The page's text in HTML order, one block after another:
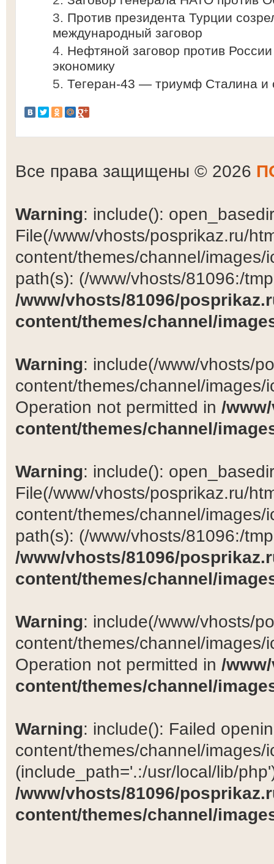
Против президента Турции
международный заговор
Нефтяной заговор против
экономику
Тегеран-43 — триумф Сталина и
Все права защищены © 2026
Warning: include():
File(/www/vhosts/posprikaz.ru/
content/themes/channel/
path(s): (/www/vhosts/81096:/
/www/vhosts/81096/
content/themes/channel/
Warning: include(/www/vhosts/
content/themes/channel/
Operation not permitted in /
content/themes/channel/
Warning: include():
File(/www/vhosts/posprikaz.ru/
content/themes/channel/
path(s): (/www/vhosts/81096:/
/www/vhosts/81096/
content/themes/channel/
Warning: include(/www/vhosts/
content/themes/channel/
Operation not permitted in /
content/themes/channel/
Warning: include(): Failed
content/themes/channel/images/
(include_path='.:/usr/local/lib/
/www/vhosts/81096/
content/themes/channel/